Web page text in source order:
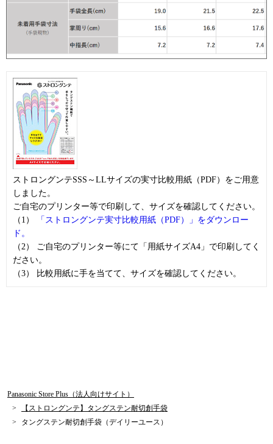
ストロングンテSSS～LLサイズの実寸比較用紙（PDF）をご用意
しました。
ご自宅のプリンター等で印刷して、サイズを確認してください。
（1）
「ストロングンテ実寸比較用紙（PDF）」をダウンロー
ド。
（2） ご自宅のプリンター等にて「用紙サイズA4」で印刷してく
ださい。
（3） 比較用紙に手を当てて、サイズを確認してください。
Panasonic Store Plus（法人向けサイト）
【ストロングンテ】タングステン耐切創手袋
タングステン耐切創手袋（デイリーユース）